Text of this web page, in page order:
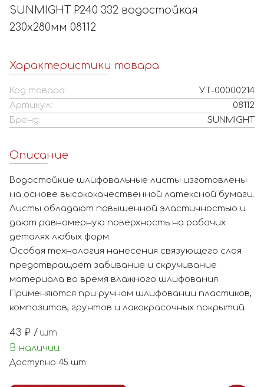
SUNMIGHT P240 332 водостойкая
230х280мм 08112
Характеристики товара
Код товара:
УТ-00000214
Артикул:
08112
Бренд:
SUNMIGHT
Описание
Водостойкие шлифовальные листы изготовлены
на основе высококачественной латексной бумаги.
Листы обладают повышенной эластичностью и
дают равномерную поверхность на рабочих
деталях любых форм.
Особая технология нанесения связующего слоя
предотвращает забивание и скручивание
материала во время влажного шлифования.
Применяются при ручном шлифовании пластиков,
композитов, грунтов и лакокрасочных покрытий.
43 ₽ / шт
В наличии
Доступно 45 шт